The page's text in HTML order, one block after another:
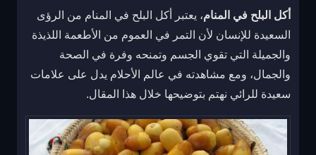
أكل البلح في المنام، يعتبر أكل البلح في المنام من الرؤى
السعيدة للإنسان لأن التمر في العموم من الأطعمة اللذيذة
والجميلة التي تقوي الجسم وتمنحه وفرة في الصحة
والجمال، ومع مشاهدته في عالم الأحلام يدل على علامات
سعيدة للرائي نهتم بتوضيحها خلال هذا المقال.